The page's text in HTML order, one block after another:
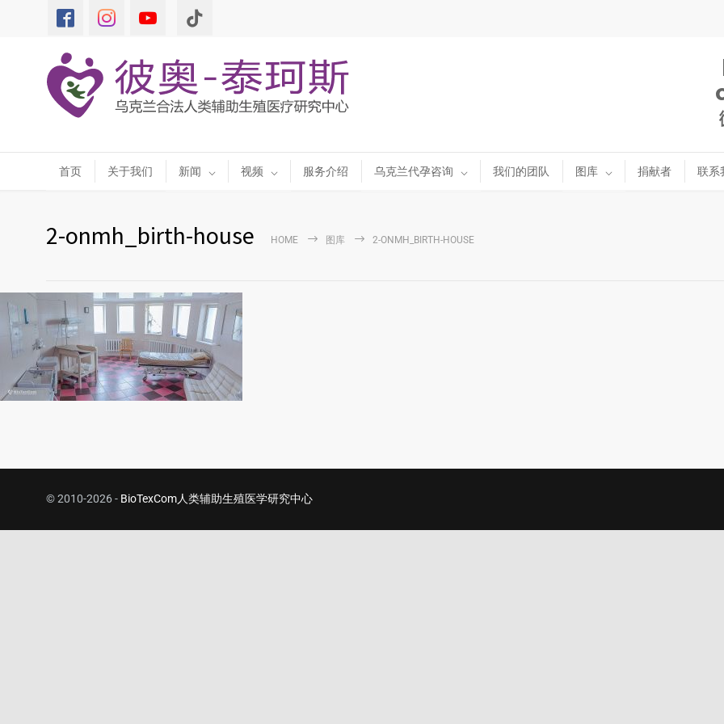
首页 关于我们 新闻 视频 服务介绍 乌克兰代孕咨询 我们的团队 图库 捐献者 联系
2-onmh_birth-house HOME 图库 2-ONMH_BIRTH-HOUSE
© 2010-2026 - BioTexCom人类辅助生殖医学研究中心